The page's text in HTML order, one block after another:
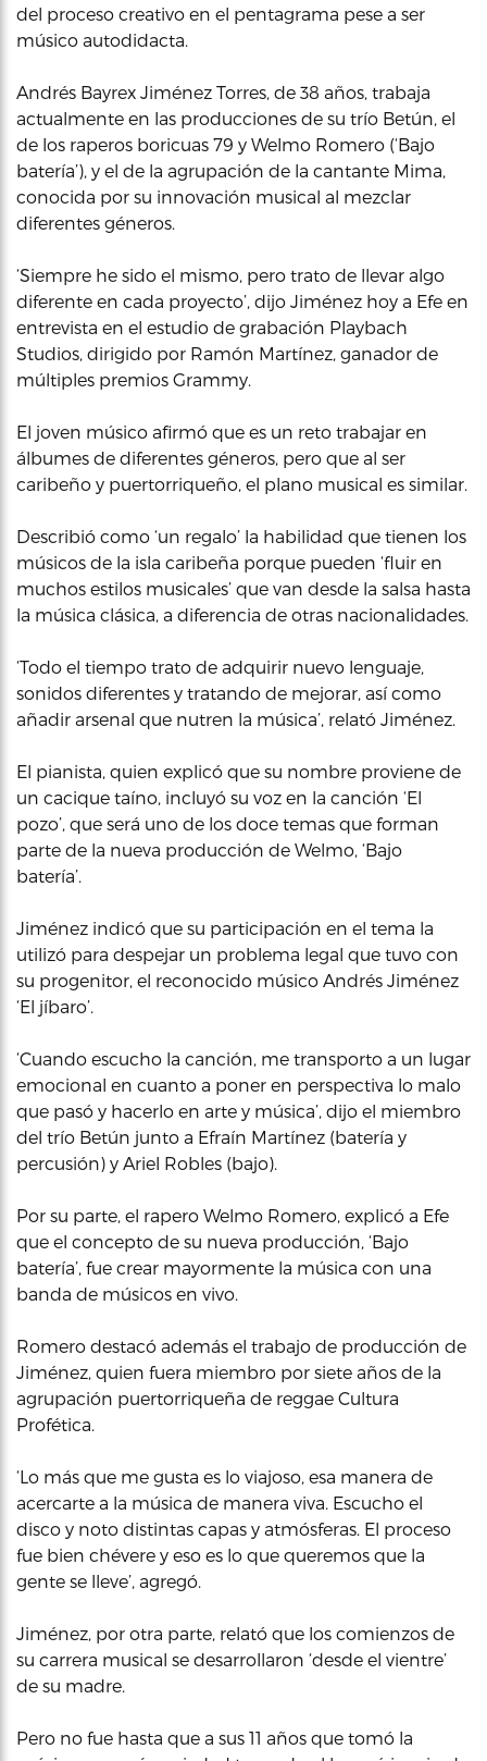
del proceso creativo en el pentagrama pese a ser
músico autodidacta.
Andrés Bayrex Jiménez Torres, de 38 años, trabaja
actualmente en las producciones de su trío Betún, el
de los raperos boricuas 79 y Welmo Romero (‘Bajo
batería’), y el de la agrupación de la cantante Mima,
conocida por su innovación musical al mezclar
diferentes géneros.
‘Siempre he sido el mismo, pero trato de llevar algo
diferente en cada proyecto’, dijo Jiménez hoy a Efe en
entrevista en el estudio de grabación Playbach
Studios, dirigido por Ramón Martínez, ganador de
múltiples premios Grammy.
El joven músico afirmó que es un reto trabajar en
álbumes de diferentes géneros, pero que al ser
caribeño y puertorriqueño, el plano musical es similar.
Describió como ‘un regalo’ la habilidad que tienen los
músicos de la isla caribeña porque pueden ‘fluir en
muchos estilos musicales’ que van desde la salsa hasta
la música clásica, a diferencia de otras nacionalidades.
‘Todo el tiempo trato de adquirir nuevo lenguaje,
sonidos diferentes y tratando de mejorar, así como
añadir arsenal que nutren la música’, relató Jiménez.
El pianista, quien explicó que su nombre proviene de
un cacique taíno, incluyó su voz en la canción ‘El
pozo’, que será uno de los doce temas que forman
parte de la nueva producción de Welmo, ‘Bajo
batería’.
Jiménez indicó que su participación en el tema la
utilizó para despejar un problema legal que tuvo con
su progenitor, el reconocido músico Andrés Jiménez
‘El jíbaro’.
‘Cuando escucho la canción, me transporto a un lugar
emocional en cuanto a poner en perspectiva lo malo
que pasó y hacerlo en arte y música’, dijo el miembro
del trío Betún junto a Efraín Martínez (batería y
percusión) y Ariel Robles (bajo).
Por su parte, el rapero Welmo Romero, explicó a Efe
que el concepto de su nueva producción, ‘Bajo
batería’, fue crear mayormente la música con una
banda de músicos en vivo.
Romero destacó además el trabajo de producción de
Jiménez, quien fuera miembro por siete años de la
agrupación puertorriqueña de reggae Cultura
Profética.
‘Lo más que me gusta es lo viajoso, esa manera de
acercarte a la música de manera viva. Escucho el
disco y noto distintas capas y atmósferas. El proceso
fue bien chévere y eso es lo que queremos que la
gente se lleve’, agregó.
Jiménez, por otra parte, relató que los comienzos de
su carrera musical se desarrollaron ‘desde el vientre’
de su madre.
Pero no fue hasta que a sus 11 años que tomó la